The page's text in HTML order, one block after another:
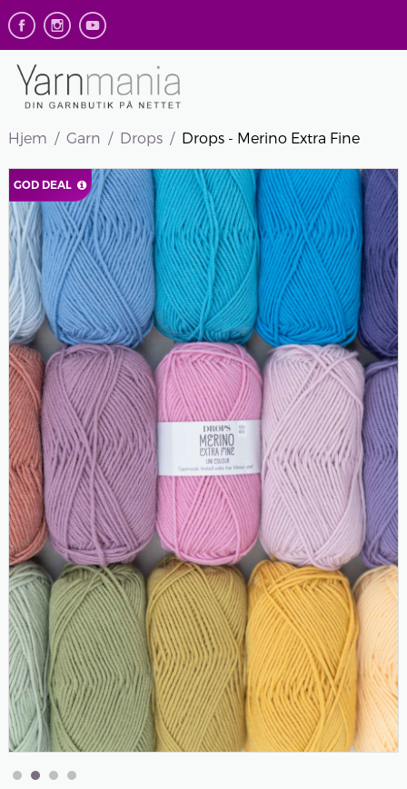
Hjem Garn Drops Drops - Merino Extra Fine
GOD DEAL